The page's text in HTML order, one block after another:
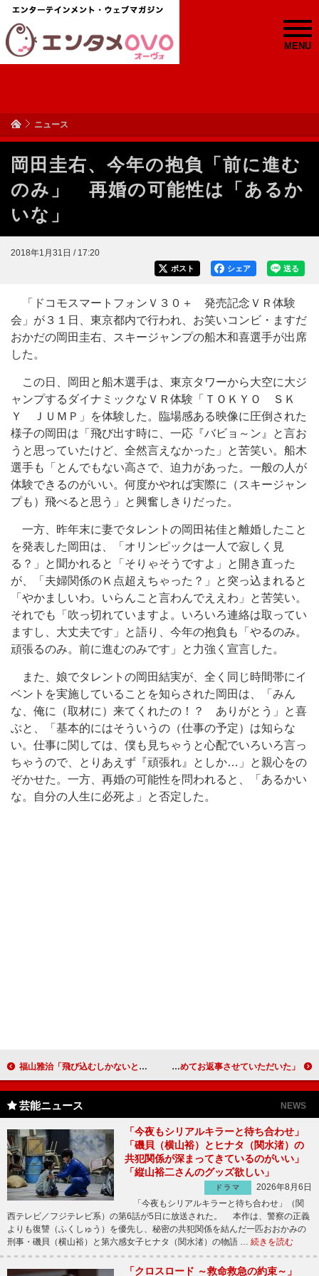
MENU
ニュース
岡田圭右、今年の抱負「前に進む
のみ」 再婚の可能性は「あるか
いな」
2018年1月31日 / 17:20
送る
シェア
ポスト
「ドコモスマートフォンＶ３０＋ 発売記念ＶＲ体験
会」が３１日、東京都内で行われ、お笑いコンビ・ますだ
おかだの岡田圭右、スキージャンプの船木和喜選手が出席
した。
この日、岡田と船木選手は、東京タワーから大空に大ジ
ャンプするダイナミックなＶＲ体験「ＴＯＫＹＯ ＳＫ
Ｙ ＪＵＭＰ」を体験した。臨場感ある映像に圧倒された
様子の岡田は「飛び出す時に、一応『バビョ～ン』と言お
うと思っていたけど、全然言えなかった」と苦笑い。船木
選手も「とんでもない高さで、迫力があった。一般の人が
体験できるのがいい。何度かやれば実際に（スキージャン
プも）飛べると思う」と興奮しきりだった。
一方、昨年末に妻でタレントの岡田祐佳と離婚したこと
を発表した岡田は、「オリンピックは一人で寂しく見
る？」と聞かれると「そりゃそうですよ」と開き直った
が、「夫婦関係のＫ点超えちゃった？」と突っ込まれると
「やかましいわ。いらんこと言わんでええわ」と苦笑い。
それでも「吹っ切れていますよ。いろいろ連絡は取ってい
ますし、大丈夫です」と語り、今年の抱負も「やるのみ。
頑張るのみ。前に進むのみです」と力強く宣言した。
また、娘でタレントの岡田結実が、全く同じ時間帯にイ
ベントを実施していることを知らされた岡田は、「みん
な、俺に（取材に）来てくれたの！？ ありがとう」と喜
ぶと、「基本的にはそういうの（仕事の予定）は知らな
い。仕事に関しては、僕も見ちゃうと心配でいろいろ言っ
ちゃうので、とりあえず『頑張れ』としか…」と親心をの
ぞかせた。一方、再婚の可能性を問われると、「あるかい
な。自分の人生に必死よ」と否定した。
福山雅治「飛び込むしかないと思った」 ジョン・ウー監督からのオファーに感激 安藤サクラ、朝ドラ初の“ママ”ヒロイン 「覚悟を決めてお返事させていただいた」
芸能ニュース NEWS
「今夜もシリアルキラーと待ち合わせ」
「磯貝（横山裕）とヒナタ（関水渚）の
共犯関係が深まってきているのがいい」
「縦山裕二さんのグッズ欲しい」
ドラマ
2026年8月6日
「今夜もシリアルキラーと待ち合わせ」（関
西テレビ／フジテレビ系）の第6話が5日に放送された。 本作は、警察の正義
よりも復讐（ふくしゅう）を優先し、秘密の共犯関係を結んだ一匹おおかみの
刑事・磯貝（横山裕）と第六感女子ヒナタ（関水渚）の物語 … 続きを読む
「クロスロード ～救命救急の約束～」